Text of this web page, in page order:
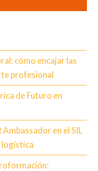
cómo encajar las
profesional
de Futuro en
en el SIL
logística